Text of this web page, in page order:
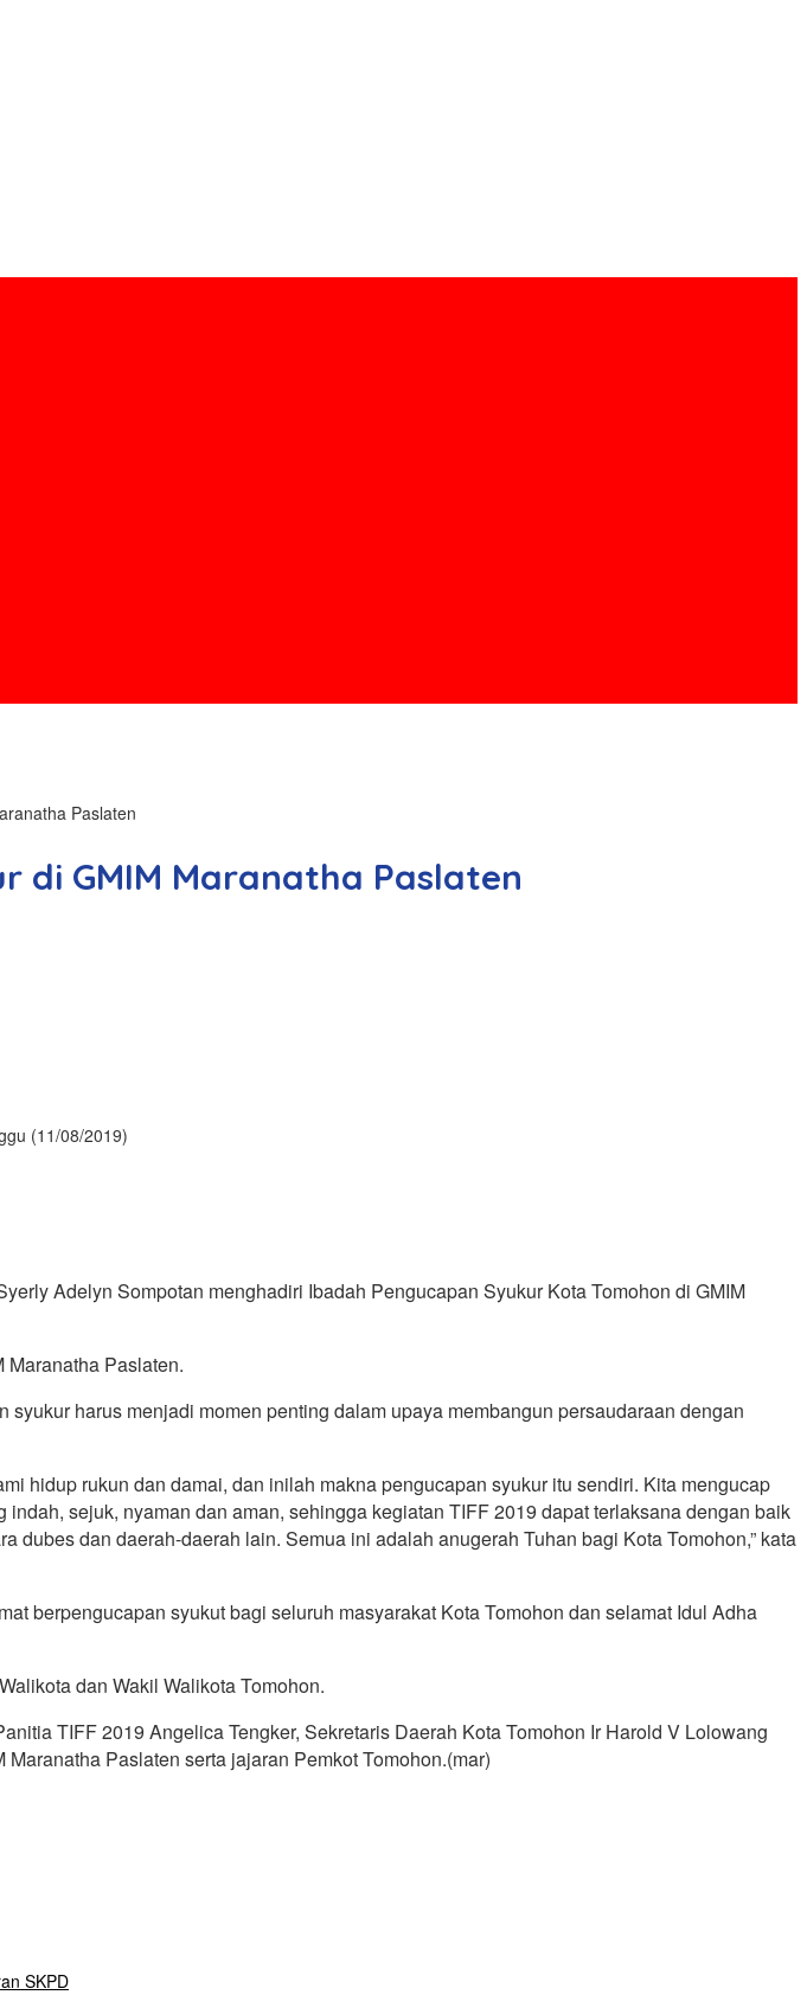
Paslaten
di GMIM Maranatha Paslaten
(11/08/2019)
Adelyn Sompotan menghadiri Ibadah Pengucapan Syukur Kota Tomohon di GMIM
Maranatha Paslaten.
harus menjadi momen penting dalam upaya membangun persaudaraan dengan
hidup rukun dan damai, dan inilah makna pengucapan syukur itu sendiri. Kita mengucap
sejuk, nyaman dan aman, sehingga kegiatan TIFF 2019 dapat terlaksana dengan baik
dan daerah-daerah lain. Semua ini adalah anugerah Tuhan bagi Kota Tomohon,” kata
berpengucapan syukut bagi seluruh masyarakat Kota Tomohon dan selamat Idul Adha
dan Wakil Walikota Tomohon.
TIFF 2019 Angelica Tengker, Sekretaris Daerah Kota Tomohon Ir Harold V Lolowang
Paslaten serta jajaran Pemkot Tomohon.(mar)
SKPD